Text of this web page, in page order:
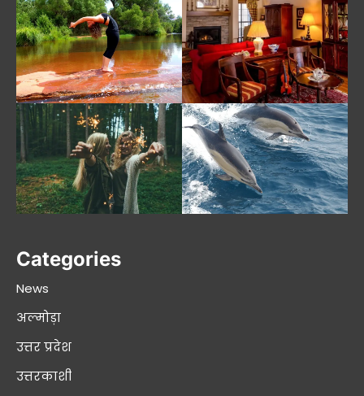
Categories
News
अल्मोड़ा
उत्तर प्रदेश
उत्तरकाशी